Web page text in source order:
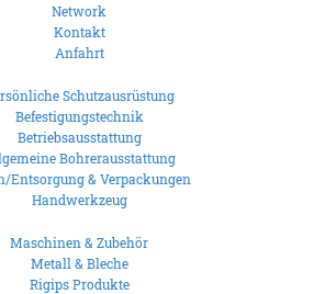
Network
Kontakt
Anfahrt
Schutzausrüstung
Befestigungstechnik
Betriebsausstattung
Bohrerausstattung
Entsorgung & Verpackungen
Handwerkzeug
Maschinen & Zubehör
Metall & Bleche
Rigips Produkte